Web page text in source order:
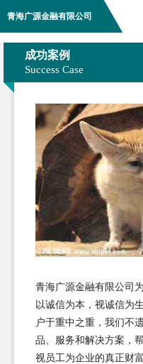
青海广源金融有限公司
成功案例
Success Case
青海广源金融有限公司
以诚信为本，视诚信为
户于重中之重，我们不
品、服务和解决方案，
视员工为企业的真正财